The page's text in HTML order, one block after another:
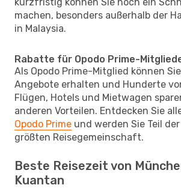
machen, besonders außerhalb der
in Malaysia.
Rabatte für Opodo Prime-
Als Opodo Prime-Mitglied können
Angebote erhalten und Hunderte
Flügen, Hotels und Mietwagen
anderen Vorteilen. Entdecken Sie
Opodo Prime und werden Sie Teil
größten Reisegemeinschaft.
Beste Reisezeit von
Kuantan